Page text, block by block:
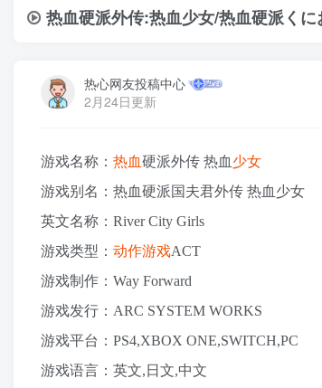
热血硬派外传:热血少女/热血硬派く
热心网友投稿中心
2月24日更新
游戏名称： 热血硬派外传 热血 少女
游戏别名：热血硬派国夫君外传 热血少女
英文名称：River City Girls
游戏类型： 动作游戏ACT
游戏制作：Way Forward
游戏发行：ARC SYSTEM WORKS
游戏平台：PS4,XBOX ONE,SWITCH,PC
游戏语言：英文,日文,中文